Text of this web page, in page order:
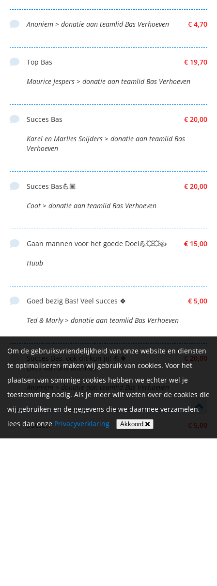
€ 4,70
Anoniem > donatie aan teamlid Bas Verhoeven
€ 19,70
Top Bas
Maurice Jespers > donatie aan teamlid Bas Verhoeven
€ 20,00
Succes Bas
Karel en Marlies Snijders > donatie aan teamlid Bas
Verhoeven
€ 20,00
Succes Bas💪🏽
Coot > donatie aan teamlid Bas Verhoeven
€ 15,00
Gaan mannen voor het goede Doel💪💥💥👍
Huub
€ 5,00
Goed bezig Bas! Veel succes 🍀
Ted & Marly > donatie aan teamlid Bas Verhoeven
€ 20,00
Succes Bas, ook dit kun jij! 💪🍀
Liefs van ons allemaal
Anoniem > donatie aan teamlid Bas Verhoeven
€ 5,00
Succes!
Om de gebruiksvriendelijkheid van onze website en diensten
te optimaliseren maken wij gebruik van cookies. Voor het
plaatsen van sommige cookies hebben we echter wel je
toestemming nodig. Als je meer wilt weten over de cookies die
wij gebruiken en de gegevens die we daarmee verzamelen,
lees dan onze Privacyverklaring Akkoord